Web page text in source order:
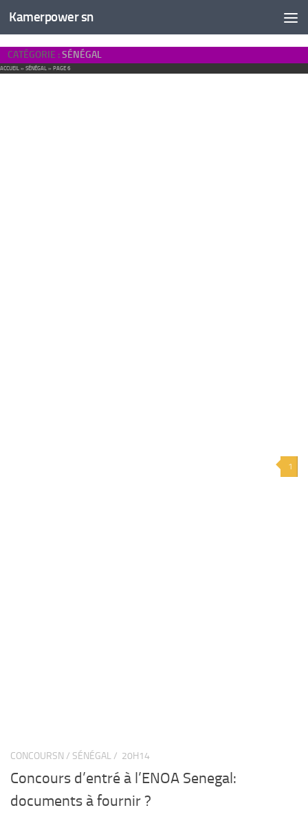
Kamerpower sn
CATÉGORIE :SÉNÉGAL
ACCUEIL » SÉNÉGAL » PAGE 6
1
CONCOURSN / SÉNÉGAL / 20H14
Concours d’entré à l’ENOA Senegal:
documents à fournir ?